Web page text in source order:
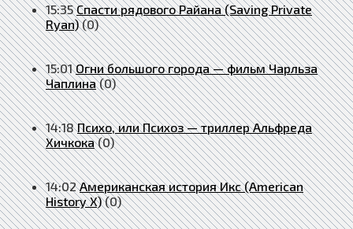
15:35 Спасти рядового Райана (Saving Private
Ryan) (0)
15:01 Огни большого города — фильм Чарльза
Чаплина (0)
14:18 Психо, или Психоз — триллер Альфреда
Хичкока (0)
14:02 Американская история Икс (American
History X) (0)